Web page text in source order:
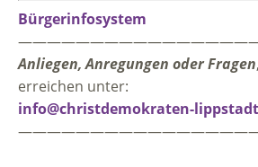
Bürgerinfosystem
Anliegen, Anregungen oder Fragen
erreichen unter:
info@christdemokraten-